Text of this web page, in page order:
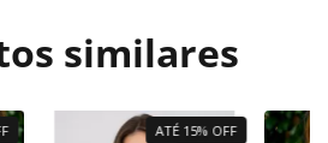
similares
ATÉ 15% OFF